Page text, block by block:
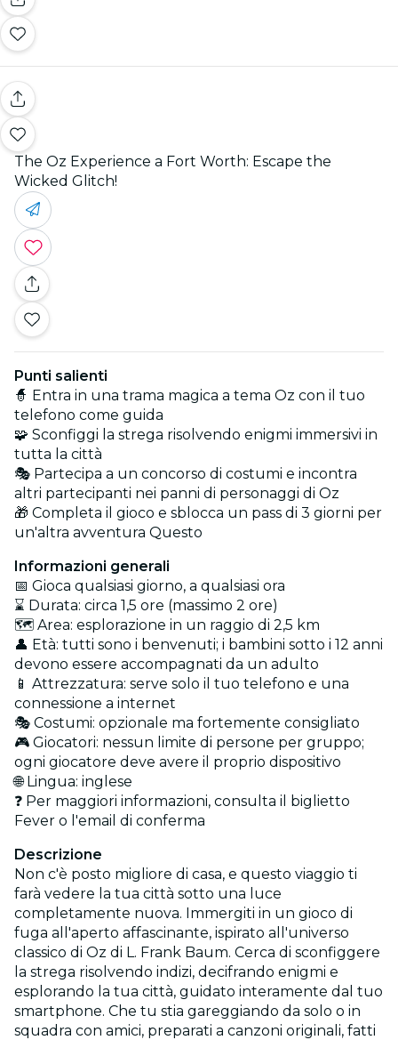
The Oz Experience a Fort Worth: Escape the
Wicked Glitch!
Punti salienti
🧙 Entra in una trama magica a tema Oz con il tuo
telefono come guida
🧩 Sconfiggi la strega risolvendo enigmi immersivi in
tutta la città
🎭 Partecipa a un concorso di costumi e incontra
altri partecipanti nei panni di personaggi di Oz
🎁 Completa il gioco e sblocca un pass di 3 giorni per
un'altra avventura Questo
Informazioni generali
📅 Gioca qualsiasi giorno, a qualsiasi ora
⌛ Durata: circa 1,5 ore (massimo 2 ore)
🗺️ Area: esplorazione in un raggio di 2,5 km
👤 Età: tutti sono i benvenuti; i bambini sotto i 12 anni
devono essere accompagnati da un adulto
📱 Attrezzatura: serve solo il tuo telefono e una
connessione a internet
🎭 Costumi: opzionale ma fortemente consigliato
🎮 Giocatori: nessun limite di persone per gruppo;
ogni giocatore deve avere il proprio dispositivo
🌐 Lingua: inglese
❓ Per maggiori informazioni, consulta il biglietto
Fever o l'email di conferma
Descrizione
Non c'è posto migliore di casa, e questo viaggio ti
farà vedere la tua città sotto una luce
completamente nuova. Immergiti in un gioco di
fuga all'aperto affascinante, ispirato all'universo
classico di Oz di L. Frank Baum. Cerca di sconfiggere
la strega risolvendo indizi, decifrando enigmi e
esplorando la tua città, guidato interamente dal tuo
smartphone. Che tu stia gareggiando da solo o in
squadra con amici, preparati a canzoni originali, fatti